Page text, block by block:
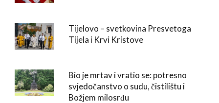
Tijelovo – svetkovina Presvetoga
Tijela i Krvi Kristove
Bio je mrtav i vratio se: potresno
svjedočanstvo o sudu, čistilištu i
Božjem milosrđu